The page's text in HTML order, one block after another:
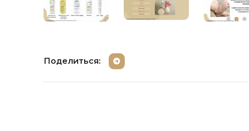
Поделиться: